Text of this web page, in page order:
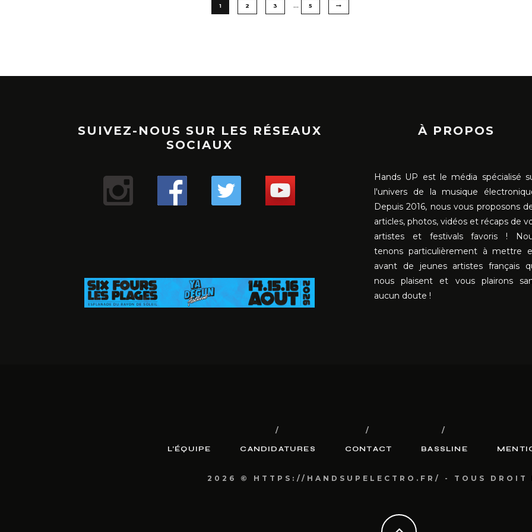
1 2 3 … 5
SUIVEZ-NOUS SUR LES RÉSEAUX
SOCIAUX
À PROPOS
Hands UP est le média spécialisé
l'univers de la musique
Depuis 2016, nous vous proposons
articles, photos, vidéos et récaps de
artistes et festivals favoris !
tenons particulièrement à mettre
avant de jeunes artistes français
nous plaisent et vous plairons
aucun doute !
L’ÉQUIPE CANDIDATURES CONTACT BASSLINE
2026 © HTTPS://HANDSUPELECTRO.FR/ - TOUS DROIT